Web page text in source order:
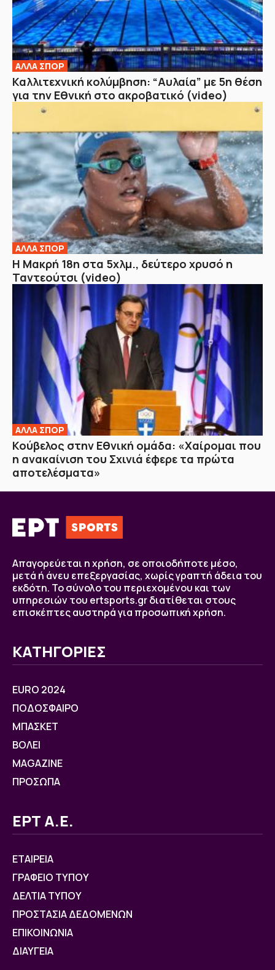
ΑΛΛΑ ΣΠΟΡ
Καλλιτεχνική κολύμβηση: “Αυλαία” με 5η θέση
για την Εθνική στο ακροβατικό (video)
ΑΛΛΑ ΣΠΟΡ
Η Μακρή 18η στα 5χλμ., δεύτερο χρυσό η
Ταντεούτσι (video)
ΑΛΛΑ ΣΠΟΡ
Κούβελος στην Εθνική ομάδα: «Χαίρομαι που
η ανακαίνιση του Σχινιά έφερε τα πρώτα
αποτελέσματα»
Απαγορεύεται η χρήση, σε οποιοδήποτε μέσο,
μετά ή άνευ επεξεργασίας, χωρίς γραπτή άδεια του
εκδότη. Το σύνολο του περιεχομένου και των
υπηρεσιών του ertsports.gr διατίθεται στους
επισκέπτες αυστηρά για προσωπική χρήση.
ΚΑΤΗΓΟΡΙΕΣ
EURO 2024
ΠΟΔΟΣΦΑΙΡΟ
ΜΠΑΣΚΕΤ
ΒOΛΕΙ
MAGAZINE
ΠΡΟΣΩΠΑ
ΕΡΤ Α.Ε.
ΕΤΑΙΡΕΙΑ
ΓΡΑΦΕΙΟ ΤΥΠΟΥ
ΔΕΛΤΙΑ ΤΥΠΟΥ
ΠΡΟΣΤΑΣΙΑ ΔΕΔΟΜΕΝΩΝ
ΕΠΙΚΟΙΝΩΝΙΑ
ΔΙΑΥΓΕΙΑ